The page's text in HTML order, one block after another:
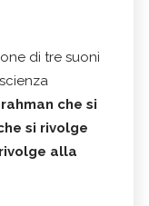
di tre suoni
che si
si rivolge
alla